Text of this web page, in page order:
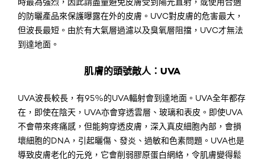
的防曬產品來保護曝露在外的皮膚。UVC對皮膚的危害最大，
但波長最短。由於有大氣層過濾以及臭氧層阻擋，UVC才無法
到達地面。
肌膚的頭號敵人：UVA
UVA波長較長，有95%的UVA輻射會到達地面。UVA全年都存
在，即使在陰天，UVA亦會穿透雲層、玻璃和表皮。即使UVA
不會帶來疼痛感，但能夠穿透皮膚，深入真皮細胞內部，會損
壞細胞的DNA，引起曬傷、發炎、過敏和色素問題。UVA也是
導致皮膚老化的元兇，它會削弱膠原蛋白網絡，令肌膚變得鬆